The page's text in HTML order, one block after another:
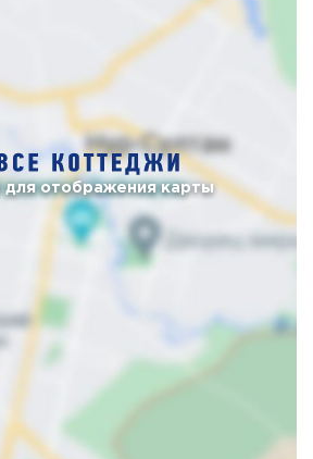
для отображения карты